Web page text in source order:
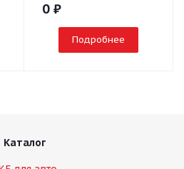
0 ₽
Подробнее
Каталог